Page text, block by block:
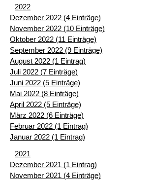
2022
Dezember 2022 (4 Einträge)
November 2022 (10 Einträge)
Oktober 2022 (11 Einträge)
September 2022 (9 Einträge)
August 2022 (1 Eintrag)
Juli 2022 (7 Einträge)
Juni 2022 (5 Einträge)
Mai 2022 (8 Einträge)
April 2022 (5 Einträge)
März 2022 (6 Einträge)
Februar 2022 (1 Eintrag)
Januar 2022 (1 Eintrag)
2021
Dezember 2021 (1 Eintrag)
November 2021 (4 Einträge)